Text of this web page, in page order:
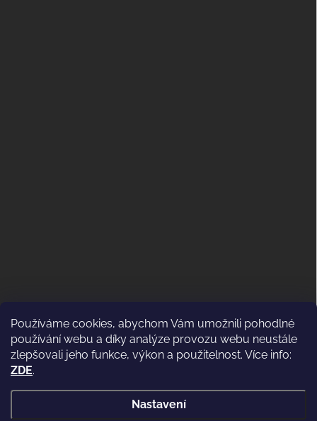
Používáme cookies, abychom Vám umožnili pohodlné
používání webu a díky analýze provozu webu neustále
zlepšovali jeho funkce, výkon a použitelnost. Více info:
ZDE.
Nastavení
ODSTOUPENÍ OD KUPNÍ SMLOUVY
(VRÁCENÍ)